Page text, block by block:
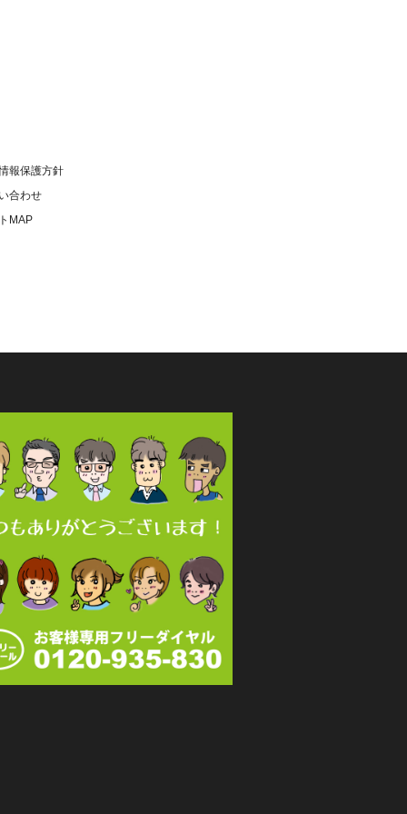
報保護方針
合わせ
MAP